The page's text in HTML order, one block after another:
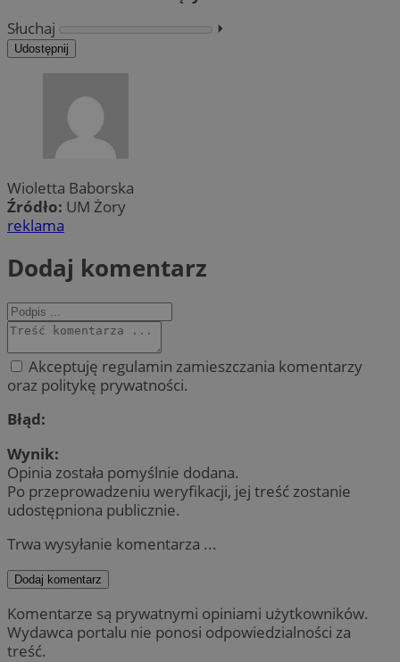
Słuchaj
⏵︎
Udostępnij
Wioletta Baborska
Źródło: UM Żory
reklama
Dodaj komentarz
Akceptuję regulamin zamieszczania komentarzy
oraz politykę prywatności.
Błąd:
Wynik:
Opinia została pomyślnie dodana.
Po przeprowadzeniu weryfikacji, jej treść zostanie
udostępniona publicznie.
Trwa wysyłanie komentarza ...
Dodaj komentarz
Komentarze są prywatnymi opiniami użytkowników.
Wydawca portalu nie ponosi odpowiedzialności za
treść.